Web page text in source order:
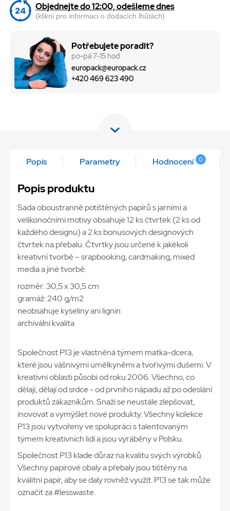
Objednejte do 12:00, odešleme dnes
(klikni pro informaci o dodacích lhůtách)
Potřebujete poradit?
po-pá 7-15 hod
europack@europack.cz
+420 469 623 490
Popis Parametry Hodnocení 0
Popis produktu
Sada oboustranně potištěných papírů s jarními a
velikonočními motivy obsahuje 12 ks čtvrtek (2 ks od
každého designu) a 2 ks bonusových designových
čtvrtek na přebalu. Čtvrtky jsou určené k jakékoli
kreativní tvorbě – srapbooking, cardmaking, mixed
media a jiné tvorbě.
rozměr: 30,5 x 30,5 cm
gramáž: 240 g/m2
neobsahuje kyseliny ani lignin
archivální kvalita
Společnost P13 je vlastněná týmem matka-dcera,
které jsou vášnivými umělkyněmi a tvořivými dušemi. V
kreativní oblasti působí od roku 2006. Všechno, co
dělají, dělají od srdce - od prvního nápadu až po odeslání
produktů zákazníkům. Snaží se neustále zlepšovat,
inovovat a vymýšlet nové produkty. Všechny kolekce
P13 jsou vytvořeny ve spolupráci s talentovaným
týmem kreativních lidí a jsou vyráběny v Polsku.
Společnost P13 klade důraz na kvalitu svých výrobků.
Všechny papírové obaly a přebaly jsou tištěny na
kvalitní papír, aby se daly rovněž využít. P13 se tak může
označit za #lesswaste.